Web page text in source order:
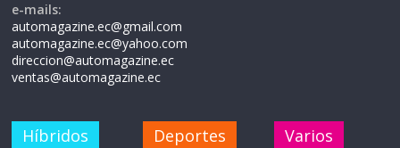
e-mails:
automagazine.ec@gmail.com
automagazine.ec@yahoo.com
direccion@automagazine.ec
ventas@automagazine.ec
Híbridos Deportes Varios